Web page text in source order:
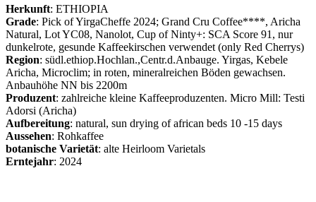
Herkunft: ETHIOPIA
Grade: Pick of YirgaCheffe 2024; Grand Cru Coffee****, Aricha
Natural, Lot YC08, Nanolot, Cup of Ninty+: SCA Score 91, nur
dunkelrote, gesunde Kaffeekirschen verwendet (only Red Cherrys)
Region: südl.ethiop.Hochlan.,Centr.d.Anbauge. Yirgas, Kebele
Aricha, Microclim; in roten, mineralreichen Böden gewachsen.
Anbauhöhe NN bis 2200m
Produzent: zahlreiche kleine Kaffeeproduzenten. Micro Mill: Testi
Adorsi (Aricha)
Aufbereitung: natural, sun drying of african beds 10 -15 days
Aussehen: Rohkaffee
botanische Varietät: alte Heirloom Varietals
Erntejahr: 2024